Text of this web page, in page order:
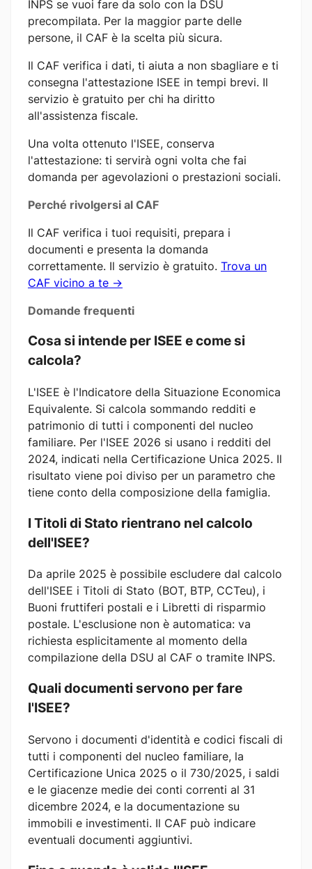
INPS se vuoi fare da solo con la DSU
precompilata. Per la maggior parte delle
persone, il CAF è la scelta più sicura.
Il CAF verifica i dati, ti aiuta a non sbagliare e ti
consegna l'attestazione ISEE in tempi brevi. Il
servizio è gratuito per chi ha diritto
all'assistenza fiscale.
Una volta ottenuto l'ISEE, conserva
l'attestazione: ti servirà ogni volta che fai
domanda per agevolazioni o prestazioni sociali.
Perché rivolgersi al CAF
Il CAF verifica i tuoi requisiti, prepara i
documenti e presenta la domanda
correttamente. Il servizio è gratuito. Trova un
CAF vicino a te →
Domande frequenti
Cosa si intende per ISEE e come si
calcola?
L'ISEE è l'Indicatore della Situazione Economica
Equivalente. Si calcola sommando redditi e
patrimonio di tutti i componenti del nucleo
familiare. Per l'ISEE 2026 si usano i redditi del
2024, indicati nella Certificazione Unica 2025. Il
risultato viene poi diviso per un parametro che
tiene conto della composizione della famiglia.
I Titoli di Stato rientrano nel calcolo
dell'ISEE?
Da aprile 2025 è possibile escludere dal calcolo
dell'ISEE i Titoli di Stato (BOT, BTP, CCTeu), i
Buoni fruttiferi postali e i Libretti di risparmio
postale. L'esclusione non è automatica: va
richiesta esplicitamente al momento della
compilazione della DSU al CAF o tramite INPS.
Quali documenti servono per fare
l'ISEE?
Servono i documenti d'identità e codici fiscali di
tutti i componenti del nucleo familiare, la
Certificazione Unica 2025 o il 730/2025, i saldi
e le giacenze medie dei conti correnti al 31
dicembre 2024, e la documentazione su
immobili e investimenti. Il CAF può indicare
eventuali documenti aggiuntivi.